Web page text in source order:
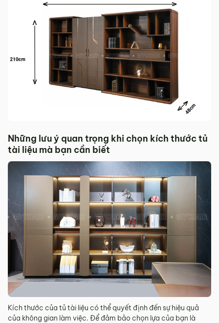
Những lưu ý quan trọng khi chọn kích thước tủ
tài liệu mà bạn cần biết
Kích thước của tủ tài liệu có thể quyết định đến sự hiệu quả
của không gian làm việc. Để đảm bảo chọn lựa của bạn là